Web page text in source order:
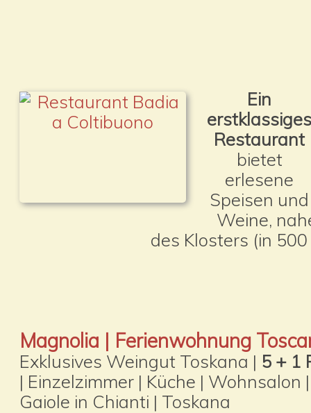
Ein
Restaurant
bietet
erlesene
Speisen und
Weine,
des Klosters (in 500
Magnolia | Ferienwohnung
Exklusives Weingut Toskana | 5 + 1
| Einzelzimmer | Küche | Wohnsalon
Gaiole in Chianti | Toskana